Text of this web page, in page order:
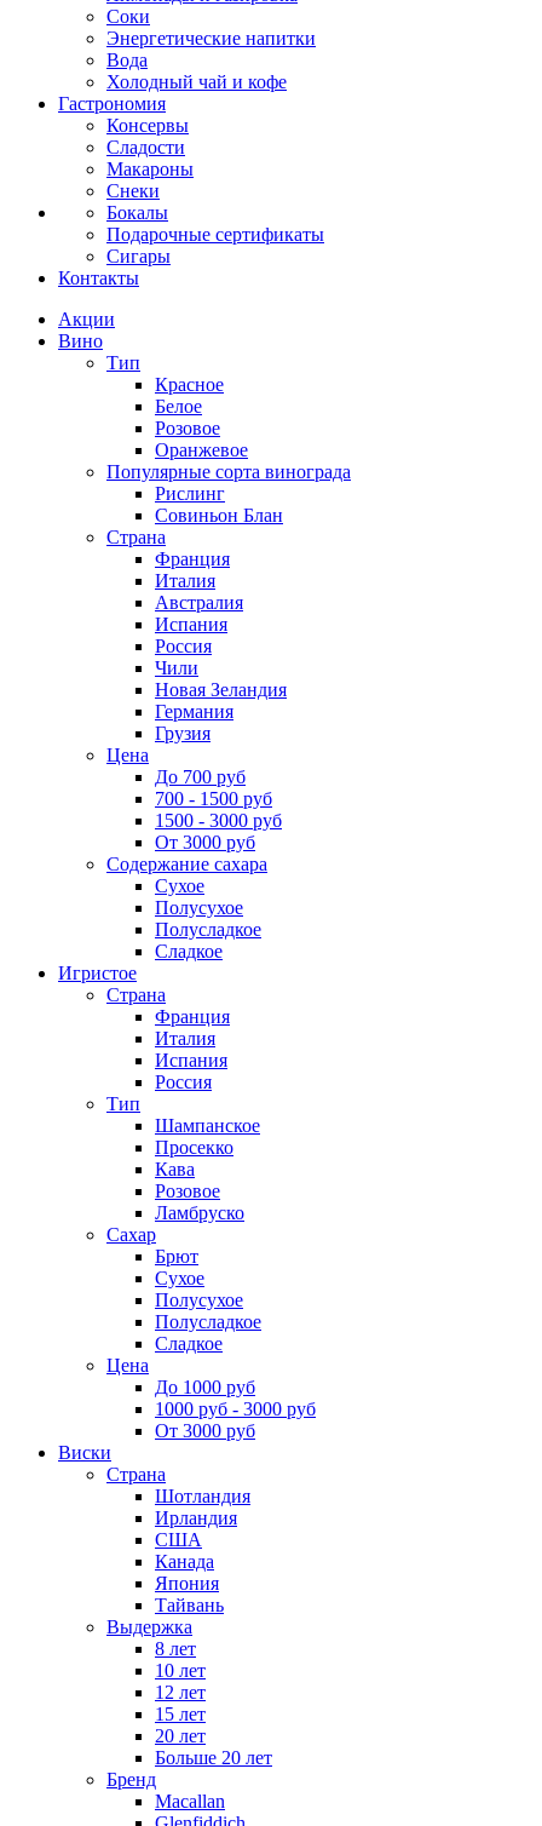
Соки
Энергетические напитки
Вода
Холодный чай и кофе
Гастрономия
Консервы
Сладости
Макароны
Снеки
Бокалы
Подарочные сертификаты
Сигары
Контакты
Акции
Вино
Тип
Красное
Белое
Розовое
Оранжевое
Популярные сорта винограда
Рислинг
Совиньон Блан
Страна
Франция
Италия
Австралия
Испания
Россия
Чили
Новая Зеландия
Германия
Грузия
Цена
До 700 руб
700 - 1500 руб
1500 - 3000 руб
От 3000 руб
Содержание сахара
Сухое
Полусухое
Полусладкое
Сладкое
Игристое
Страна
Франция
Италия
Испания
Россия
Тип
Шампанское
Просекко
Кава
Розовое
Ламбруско
Сахар
Брют
Сухое
Полусухое
Полусладкое
Сладкое
Цена
До 1000 руб
1000 руб - 3000 руб
От 3000 руб
Виски
Страна
Шотландия
Ирландия
США
Канада
Япония
Тайвань
Выдержка
8 лет
10 лет
12 лет
15 лет
20 лет
Больше 20 лет
Бренд
Macallan